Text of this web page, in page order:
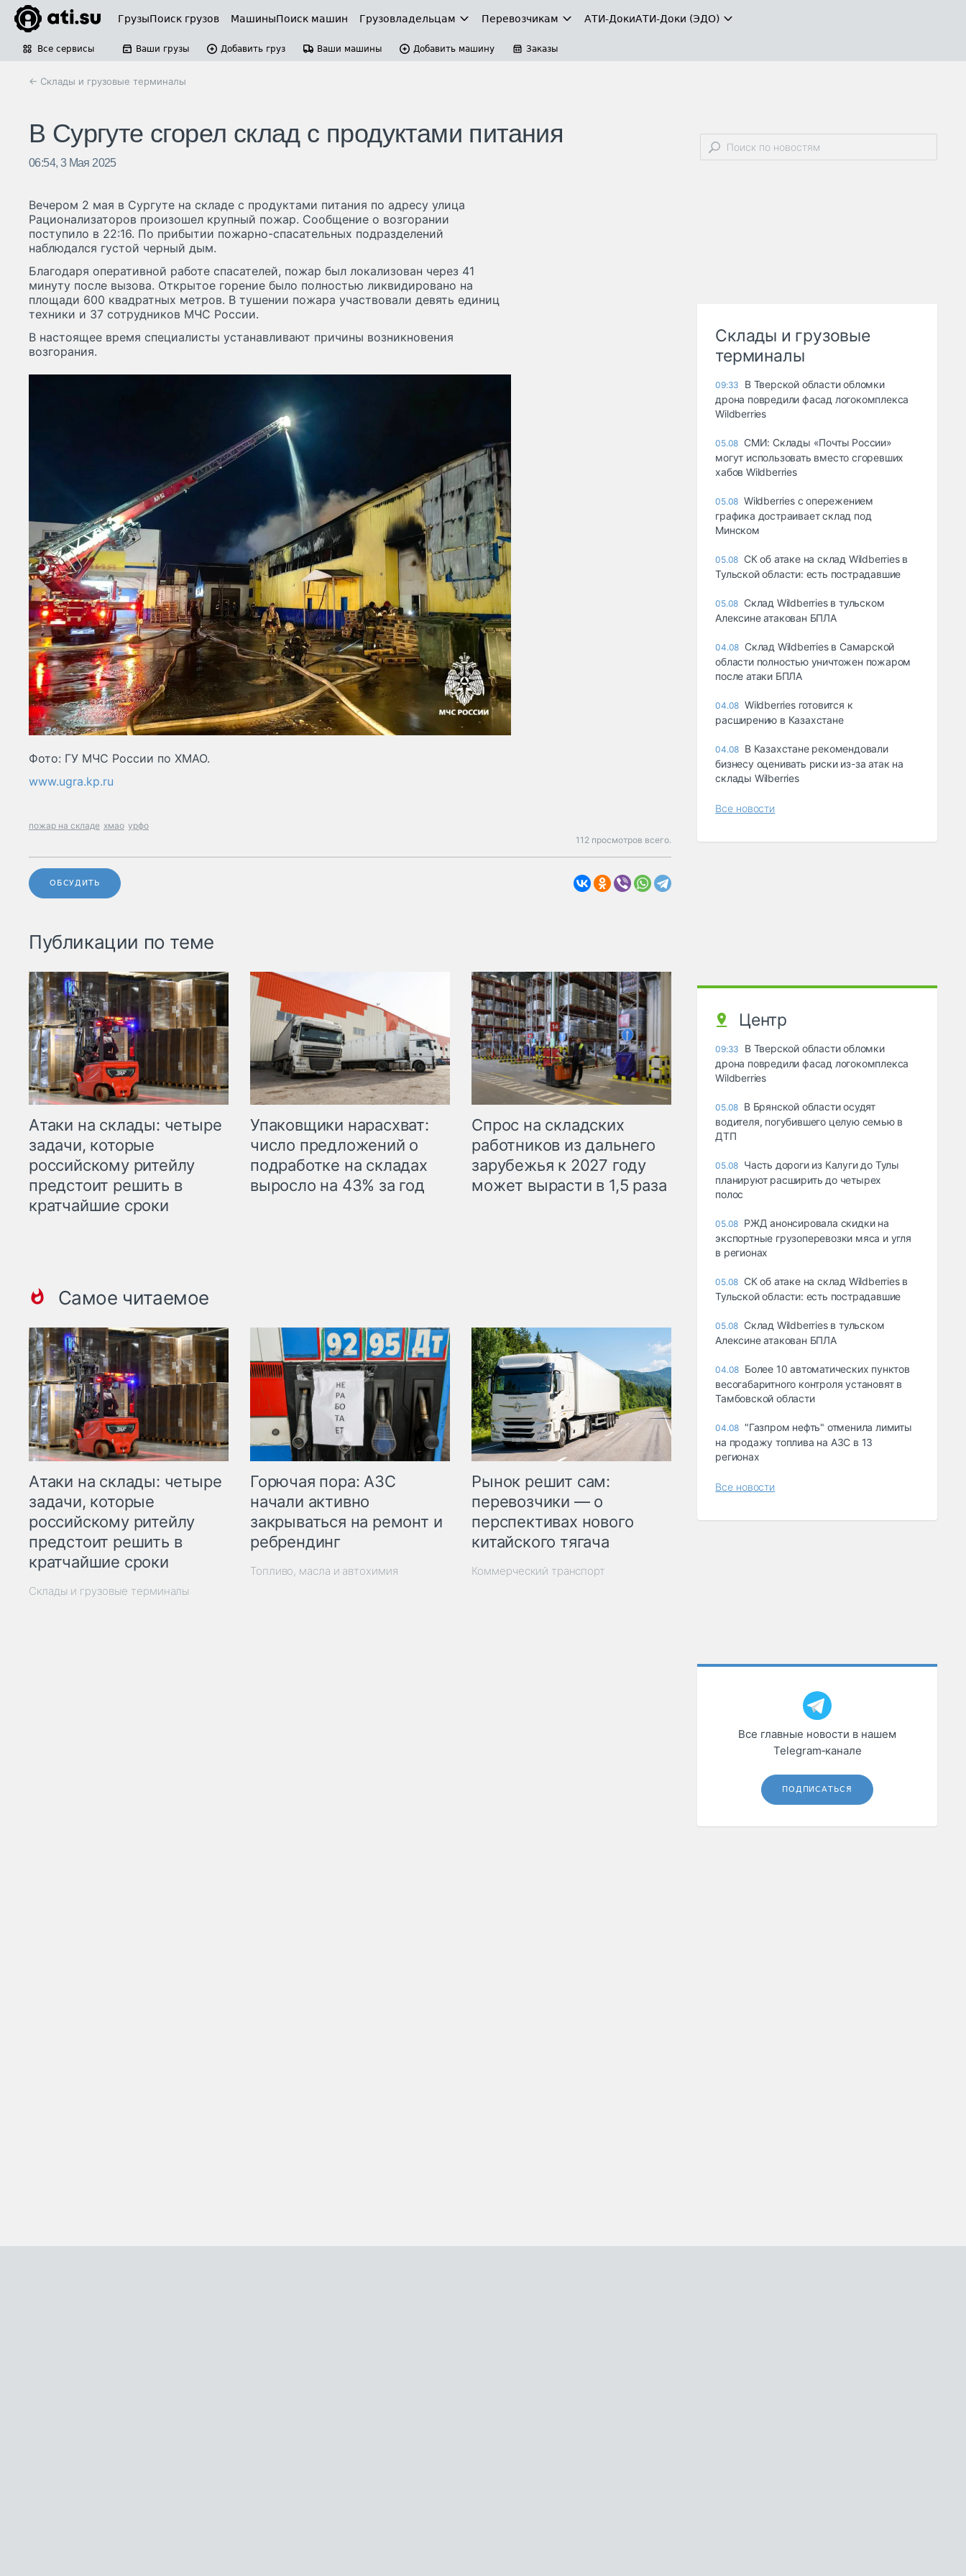
ГрузыПоиск грузов МашиныПоиск машин Грузовладельцам Перевозчикам АТИ-ДокиАТИ-Доки (ЭДО)
Все сервисы Ваши грузы Добавить груз Ваши машины Добавить машину Заказы
← Склады и грузовые терминалы
В Сургуте сгорел склад с продуктами питания
06:54, 3 Мая 2025
Вечером 2 мая в Сургуте на складе с продуктами питания по адресу улица
Рационализаторов произошел крупный пожар. Сообщение о возгорании
поступило в 22:16. По прибытии пожарно-спасательных подразделений
наблюдался густой черный дым.
Благодаря оперативной работе спасателей, пожар был локализован через 41
минуту после вызова. Открытое горение было полностью ликвидировано на
площади 600 квадратных метров. В тушении пожара участвовали девять единиц
техники и 37 сотрудников МЧС России.
В настоящее время специалисты устанавливают причины возникновения
возгорания.
Фото: ГУ МЧС России по ХМАО.
www.ugra.kp.ru
пожар на складе хмао урфо
112 просмотров всего.
ОБСУДИТЬ
Публикации по теме
Атаки на склады: четыре
задачи, которые
российскому ритейлу
предстоит решить в
кратчайшие сроки
Упаковщики нарасхват:
число предложений о
подработке на складах
выросло на 43% за год
Спрос на складских
работников из дальнего
зарубежья к 2027 году
может вырасти в 1,5 раза
Самое читаемое
Атаки на склады: четыре
задачи, которые
российскому ритейлу
предстоит решить в
кратчайшие сроки
Склады и грузовые терминалы
Горючая пора: АЗС
начали активно
закрываться на ремонт и
ребрендинг
Топливо, масла и автохимия
Рынок решит сам:
перевозчики — о
перспективах нового
китайского тягача
Коммерческий транспорт
Склады и грузовые
терминалы
09:33
В Тверской области обломки
дрона повредили фасад логокомплекса
Wildberries
05.08 СМИ: Склады «Почты России»
могут использовать вместо сгоревших
хабов Wildberries
05.08 Wildberries с опережением
графика достраивает склад под
Минском
05.08 СК об атаке на склад Wildberries в
Тульской области: есть пострадавшие
05.08 Склад Wildberries в тульском
Алексине атакован БПЛА
04.08 Склад Wildberries в Самарской
области полностью уничтожен пожаром
после атаки БПЛА
04.08 Wildberries готовится к
расширению в Казахстане
04.08 В Казахстане рекомендовали
бизнесу оценивать риски из-за атак на
склады Wilberries
Все новости
Центр
09:33
В Тверской области обломки
дрона повредили фасад логокомплекса
Wildberries
05.08 В Брянской области осудят
водителя, погубившего целую семью в
ДТП
05.08 Часть дороги из Калуги до Тулы
планируют расширить до четырех
полос
05.08 РЖД анонсировала скидки на
экспортные грузоперевозки мяса и угля
в регионах
05.08 СК об атаке на склад Wildberries в
Тульской области: есть пострадавшие
05.08 Склад Wildberries в тульском
Алексине атакован БПЛА
04.08 Более 10 автоматических пунктов
весогабаритного контроля установят в
Тамбовской области
04.08 "Газпром нефть" отменила лимиты
на продажу топлива на АЗС в 13
регионах
Все новости
Все главные новости в нашем
Telegram‑канале
ПОДПИСАТЬСЯ